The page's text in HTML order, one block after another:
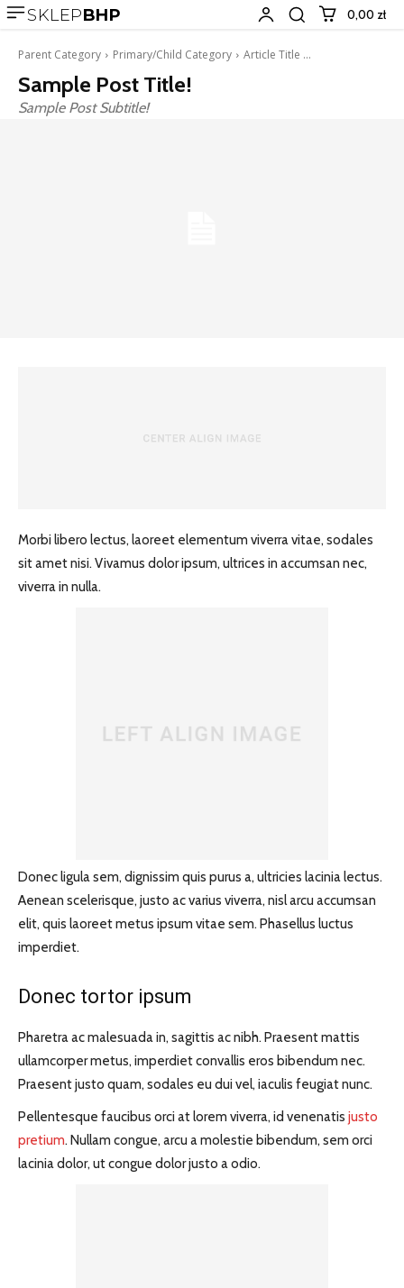
SKLEPBHP 0,00 zł
Parent Category Primary/Child Category Article Title ...
Sample Post Title!
Sample Post Subtitle!
Morbi libero lectus, laoreet elementum viverra vitae, sodales
sit amet nisi. Vivamus dolor ipsum, ultrices in accumsan nec,
viverra in nulla.
Donec ligula sem, dignissim quis purus a, ultricies lacinia lectus.
Aenean scelerisque, justo ac varius viverra, nisl arcu accumsan
elit, quis laoreet metus ipsum vitae sem. Phasellus luctus
imperdiet.
Donec tortor ipsum
Pharetra ac malesuada in, sagittis ac nibh. Praesent mattis
ullamcorper metus, imperdiet convallis eros bibendum nec.
Praesent justo quam, sodales eu dui vel, iaculis feugiat nunc.
Pellentesque faucibus orci at lorem viverra, id venenatis justo
pretium. Nullam congue, arcu a molestie bibendum, sem orci
lacinia dolor, ut congue dolor justo a odio.